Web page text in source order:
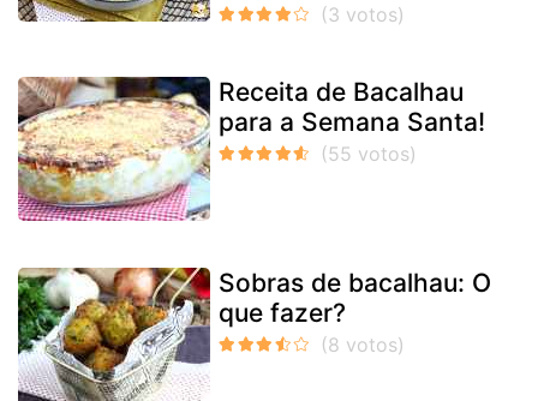
Receita de Bacalhau
para a Semana Santa!
Sobras de bacalhau: O
que fazer?